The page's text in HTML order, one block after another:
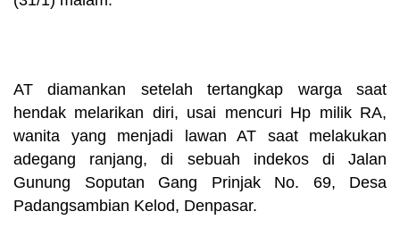
AT diamankan setelah tertangkap warga saat
hendak melarikan diri, usai mencuri Hp milik RA,
wanita yang menjadi lawan AT saat melakukan
adegang ranjang, di sebuah indekos di Jalan
Gunung Soputan Gang Prinjak No. 69, Desa
Padangsambian Kelod, Denpasar.